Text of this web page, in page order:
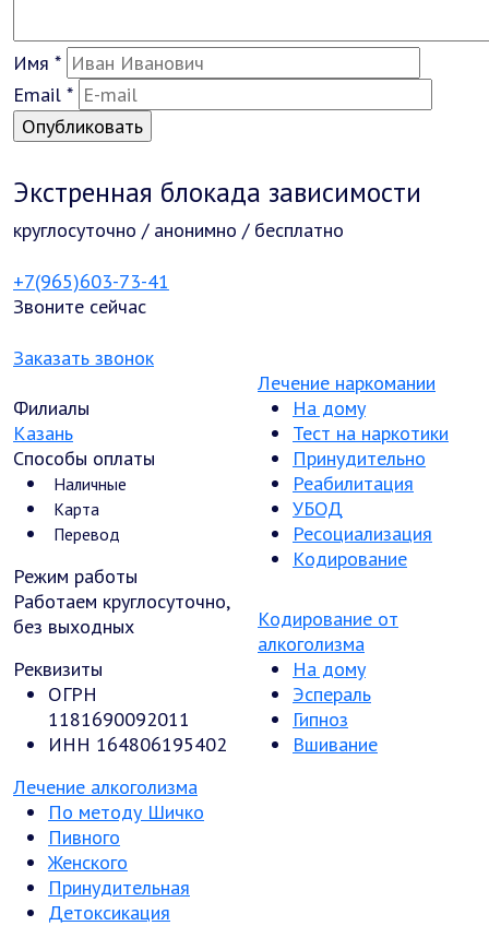
Имя *
Email *
Экстренная блокада зависимости
круглосуточно / анонимно / бесплатно
+7(965)603-73-41
Звоните сейчас
Заказать звонок
Филиалы
Казань
Способы оплаты
Наличные
Карта
Перевод
Режим работы
Работаем круглосуточно,
без выходных
Реквизиты
ОГРН
1181690092011
ИНН 164806195402
Лечение наркомании
На дому
Тест на наркотики
Принудительно
Реабилитация
УБОД
Ресоциализация
Кодирование
Кодирование от
алкоголизма
На дому
Эспераль
Гипноз
Вшивание
Лечение алкоголизма
По методу Шичко
Пивного
Женского
Принудительная
Детоксикация